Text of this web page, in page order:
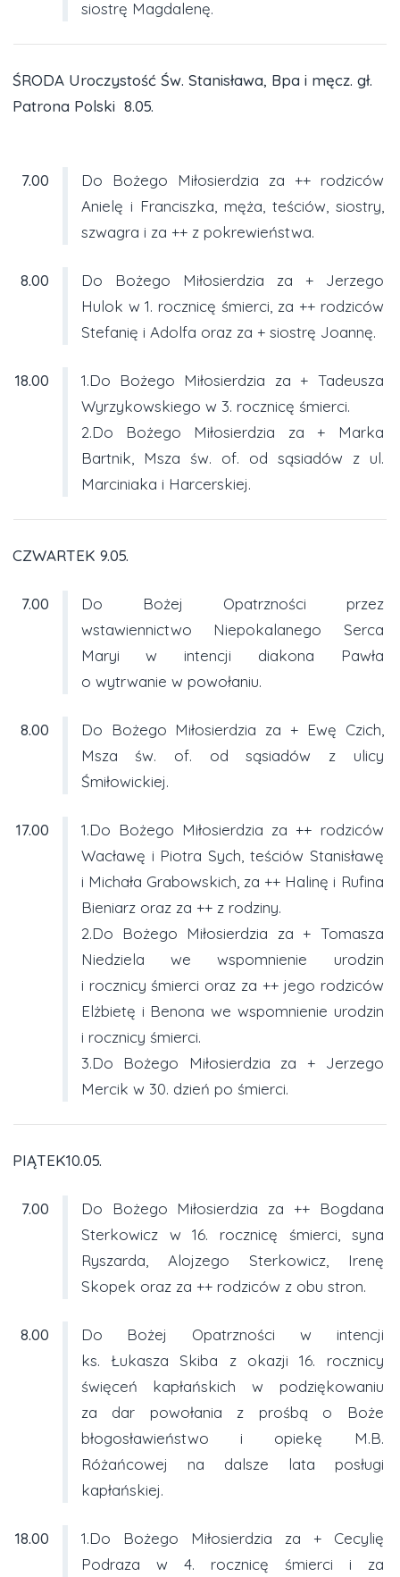
siostrę Magdalenę.
ŚRODA Uroczystość Św. Stanisława, Bpa i męcz. gł.
Patrona Polski 8.05.
7.00
Do Bożego Miłosierdzia za ++ rodziców
Anielę i Franciszka, męża, teściów, siostry,
szwagra i za ++ z pokrewieństwa.
8.00
Do Bożego Miłosierdzia za + Jerzego
Hulok w 1. rocznicę śmierci, za ++ rodziców
Stefanię i Adolfa oraz za + siostrę Joannę.
18.00
1.Do Bożego Miłosierdzia za + Tadeusza
Wyrzykowskiego w 3. rocznicę śmierci.
2.Do Bożego Miłosierdzia za + Marka
Bartnik, Msza św. of. od sąsiadów z ul.
Marciniaka i Harcerskiej.
CZWARTEK 9.05.
7.00
Do Bożej Opatrzności przez
wstawiennictwo Niepokalanego Serca
Maryi w intencji diakona Pawła
o wytrwanie w powołaniu.
8.00
Do Bożego Miłosierdzia za + Ewę Czich,
Msza św. of. od sąsiadów z ulicy
Śmiłowickiej.
17.00
1.Do Bożego Miłosierdzia za ++ rodziców
Wacławę i Piotra Sych, teściów Stanisławę
i Michała Grabowskich, za ++ Halinę i Rufina
Bieniarz oraz za ++ z rodziny.
2.Do Bożego Miłosierdzia za + Tomasza
Niedziela we wspomnienie urodzin
i rocznicy śmierci oraz za ++ jego rodziców
Elżbietę i Benona we wspomnienie urodzin
i rocznicy śmierci.
3.Do Bożego Miłosierdzia za + Jerzego
Mercik w 30. dzień po śmierci.
PIĄTEK10.05.
7.00
Do Bożego Miłosierdzia za ++ Bogdana
Sterkowicz w 16. rocznicę śmierci, syna
Ryszarda, Alojzego Sterkowicz, Irenę
Skopek oraz za ++ rodziców z obu stron.
8.00
Do Bożej Opatrzności w intencji
ks. Łukasza Skiba z okazji 16. rocznicy
święceń kapłańskich w podziękowaniu
za dar powołania z prośbą o Boże
błogosławieństwo i opiekę M.B.
Różańcowej na dalsze lata posługi
kapłańskiej.
18.00
1.Do Bożego Miłosierdzia za + Cecylię
Podraza w 4. rocznicę śmierci i za